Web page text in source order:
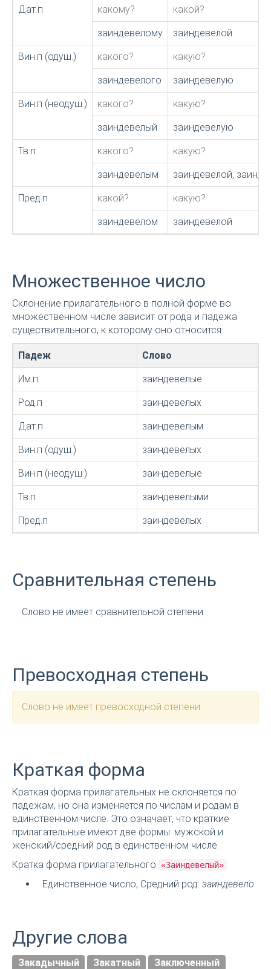
Дат.п какому? какой?
заиндевелому заиндевелой
Вин.п (одуш.) какого? какую?
заиндевелого заиндевелую
Вин.п (неодуш.) какого? какую?
заиндевелый заиндевелую
Тв.п какого? какую?
заиндевелым заиндевелой,
Пред.п какой? какую?
заиндевелом заиндевелой
Множественное число
Склонение прилагательного в полной форме во
множественном числе зависит от рода и падежа
существительного, к которому оно относится:
Падеж Слово
Им.п заиндевелые
Род.п заиндевелых
Дат.п заиндевелым
Вин.п (одуш.) заиндевелых
Вин.п (неодуш.) заиндевелые
Тв.п заиндевелыми
Пред.п заиндевелых
Сравнительная степень
Слово не имеет сравнительной степени.
Превосходная степень
Слово не имеет превосходной степени.
Краткая форма
Краткая форма прилагательных не склоняется по
падежам, но она изменяется по числам и родам в
единственном числе. Это означает, что краткие
прилагательные имеют две формы: мужской и
женский/средний род в единственном числе.
Кратка форма прилагательного
«Заиндевелый» :
Единственное число, Средний род: заиндевело
Другие слова
Закадычный Закатный Заключенный